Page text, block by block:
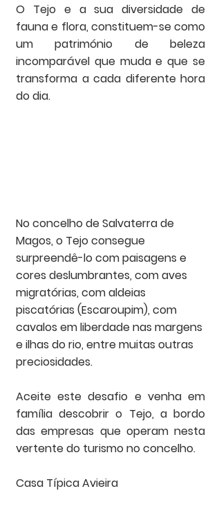
O Tejo e a sua diversidade de
fauna e flora, constituem-se como
um património de beleza
incomparável que muda e que se
transforma a cada diferente hora
do dia.
No concelho de Salvaterra de
Magos, o Tejo consegue
surpreendê-lo com paisagens e
cores deslumbrantes, com aves
migratórias, com aldeias
piscatórias (Escaroupim), com
cavalos em liberdade nas margens
e ilhas do rio, entre muitas outras
preciosidades.
Aceite este desafio e venha em
família descobrir o Tejo, a bordo
das empresas que operam nesta
vertente do turismo no concelho.
Casa Típica Avieira